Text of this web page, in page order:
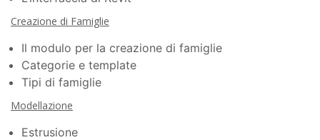
Creazione di Famiglie
Il modulo per la creazione di famiglie
Categorie e template
Tipi di famiglie
Modellazione
Estrusione